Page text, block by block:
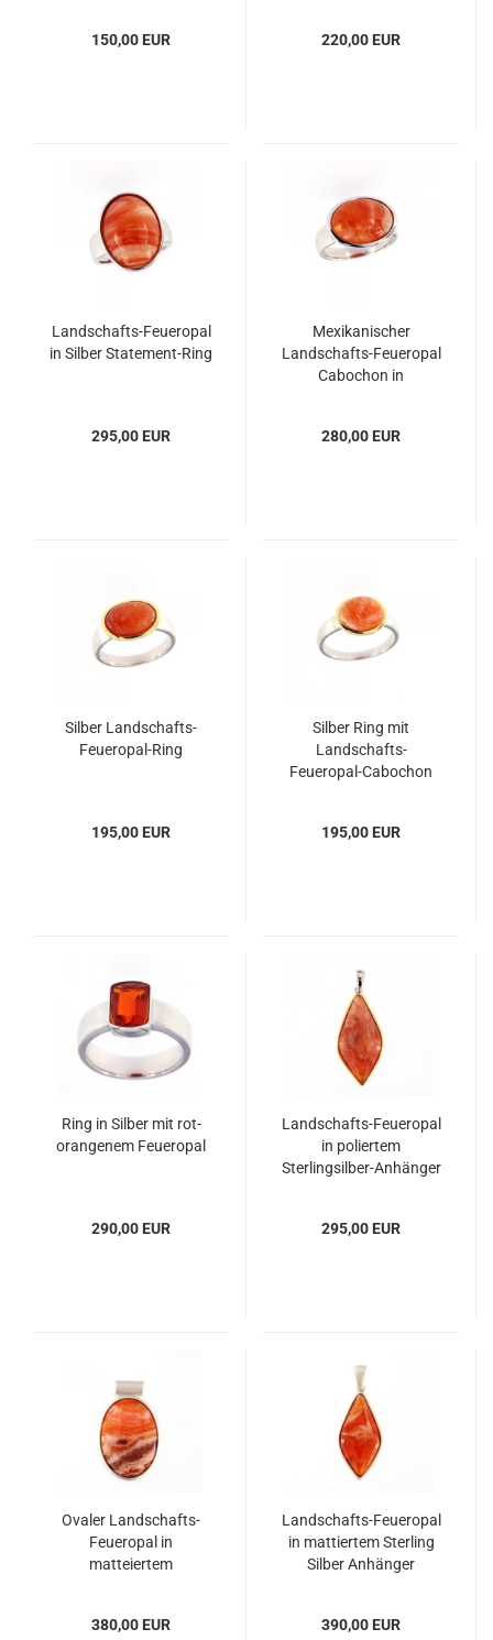
150,00 EUR 220,00 EUR
Landschafts-Feueropal
in Silber Statement-Ring
295,00 EUR
Mexikanischer
Landschafts-Feueropal
Cabochon in
280,00 EUR
Silber Landschafts-
Feueropal-Ring
195,00 EUR
Silber Ring mit
Landschafts-
Feueropal-Cabochon
195,00 EUR
Ring in Silber mit rot-
orangenem Feueropal
290,00 EUR
Landschafts-Feueropal
in poliertem
Sterlingsilber-Anhänger
295,00 EUR
Ovaler Landschafts-
Feueropal in
matteiertem
380,00 EUR
Landschafts-Feueropal
in mattiertem Sterling
Silber Anhänger
390,00 EUR